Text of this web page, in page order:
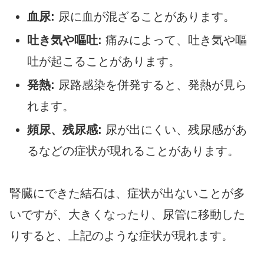
血尿: 尿に血が混ざることがあります。
吐き気や嘔吐: 痛みによって、吐き気や嘔
吐が起こることがあります。
発熱: 尿路感染を併発すると、発熱が見ら
れます。
頻尿、残尿感: 尿が出にくい、残尿感があ
るなどの症状が現れることがあります。
腎臓にできた結石は、症状が出ないことが多
いですが、大きくなったり、尿管に移動した
りすると、上記のような症状が現れます。